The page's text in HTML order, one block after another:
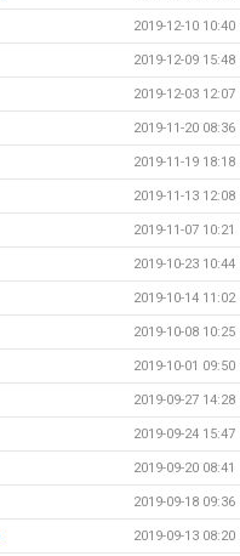
2019-12-10 10:40
2019-12-09 15:48
2019-12-03 12:07
2019-11-20 08:36
2019-11-19 18:18
2019-11-13 12:08
2019-11-07 10:21
2019-10-23 10:44
2019-10-14 11:02
2019-10-08 10:25
2019-10-01 09:50
2019-09-27 14:28
2019-09-24 15:47
2019-09-20 08:41
2019-09-18 09:36
2019-09-13 08:20